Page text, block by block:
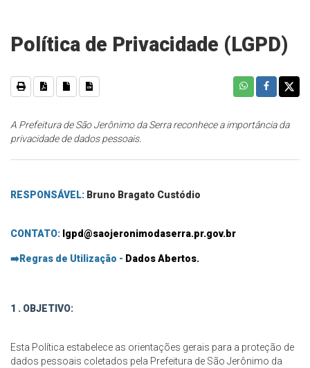
Política de Privacidade (LGPD)
A Prefeitura de São Jerônimo da Serra reconhece a importância da
privacidade de dados pessoais.
RESPONSÁVEL: Bruno Bragato Custódio
CONTATO: lgpd@saojeronimodaserra.pr.gov.br
➡️Regras de Utilização - Dados Abertos.
1 . OBJETIVO:
Esta Política estabelece as orientações gerais para a proteção de
dados pessoais coletados pela Prefeitura de São Jerônimo da